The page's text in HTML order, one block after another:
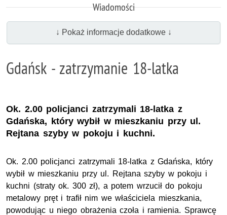
Wiadomości
↓ Pokaż informacje dodatkowe ↓
Gdańsk - zatrzymanie 18-latka
Ok. 2.00 policjanci zatrzymali 18-latka z
Gdańska, który wybił w mieszkaniu przy ul.
Rejtana szyby w pokoju i kuchni.
Ok. 2.00 policjanci zatrzymali 18-latka z Gdańska, który
wybił w mieszkaniu przy ul. Rejtana szyby w pokoju i
kuchni (straty ok. 300 zł), a potem wrzucił do pokoju
metalowy pręt i trafił nim we właściciela mieszkania,
powodując u niego obrażenia czoła i ramienia. Sprawcę